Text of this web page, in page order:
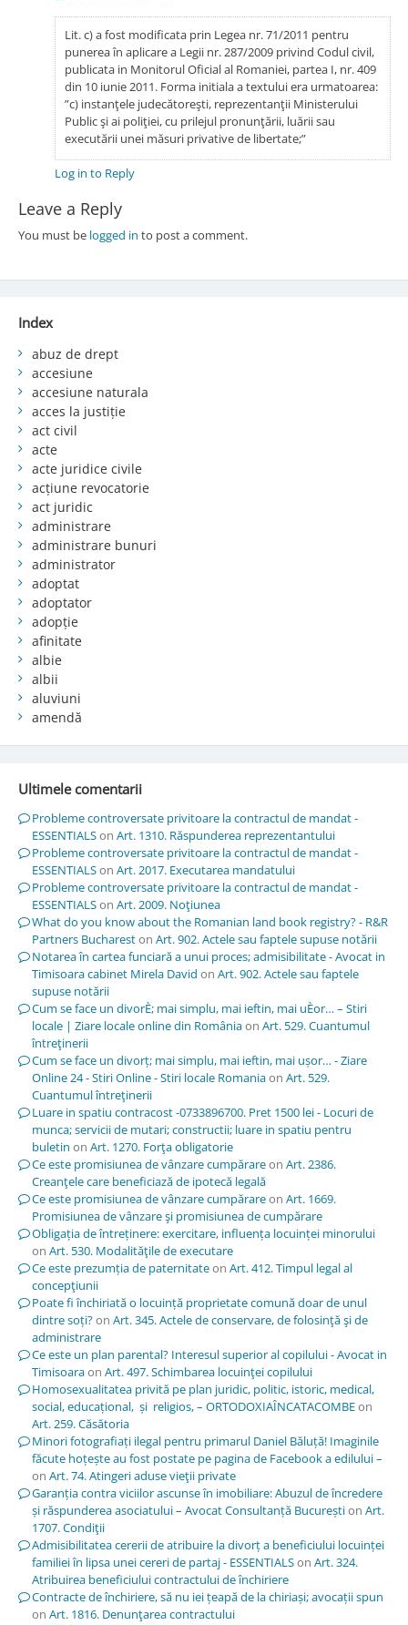
Lit. c) a fost modificata prin Legea nr. 71/2011 pentru
punerea în aplicare a Legii nr. 287/2009 privind Codul civil,
publicata in Monitorul Oficial al Romaniei, partea I, nr. 409
din 10 iunie 2011. Forma initiala a textului era urmatoarea:
”c) instanţele judecătoreşti, reprezentanţii Ministerului
Public şi ai poliţiei, cu prilejul pronunţării, luării sau
executării unei măsuri privative de libertate;”
Log in to Reply
Leave a Reply
You must be logged in to post a comment.
Index
abuz de drept
accesiune
accesiune naturala
acces la justiție
act civil
acte
acte juridice civile
acțiune revocatorie
act juridic
administrare
administrare bunuri
administrator
adoptat
adoptator
adopție
afinitate
albie
albii
aluviuni
amendă
Ultimele comentarii
Probleme controversate privitoare la contractul de mandat -
ESSENTIALSon Art. 1310. Răspunderea reprezentantului
Probleme controversate privitoare la contractul de mandat -
ESSENTIALSon Art. 2017. Executarea mandatului
Probleme controversate privitoare la contractul de mandat -
ESSENTIALSon Art. 2009. Noţiunea
What do you know about the Romanian land book registry? - R&R
Partners Buchareston Art. 902. Actele sau faptele supuse notării
Notarea în cartea funciară a unui proces; admisibilitate - Avocat in
Timisoara cabinet Mirela David on Art. 902. Actele sau faptele
supuse notării
Cum se face un divorÈ; mai simplu, mai ieftin, mai uÈor… – Stiri
locale | Ziare locale online din Româniaon Art. 529. Cuantumul
întreţinerii
Cum se face un divorț; mai simplu, mai ieftin, mai ușor… - Ziare
Online 24 - Stiri Online - Stiri locale Romaniaon Art. 529.
Cuantumul întreţinerii
Luare in spatiu contracost -0733896700. Pret 1500 lei - Locuri de
munca; servicii de mutari; constructii; luare in spatiu pentru
buletin on Art. 1270. Forţa obligatorie
Ce este promisiunea de vânzare cumpărareon Art. 2386.
Creanţele care beneficiază de ipotecă legală
Ce este promisiunea de vânzare cumpărareon Art. 1669.
Promisiunea de vânzare şi promisiunea de cumpărare
Obligația de întreținere: exercitare, influența locuinței minorului
on Art. 530. Modalităţile de executare
Ce este prezumția de paternitateon Art. 412. Timpul legal al
concepţiunii
Poate fi închiriată o locuință proprietate comună doar de unul
dintre soți?on Art. 345. Actele de conservare, de folosinţă şi de
administrare
Ce este un plan parental? Interesul superior al copilului - Avocat in
Timisoaraon Art. 497. Schimbarea locuinţei copilului
Homosexualitatea privită pe plan juridic, politic, istoric, medical,
social, educațional, și religios, – ORTODOXIAÎNCATACOMBEon
Art. 259. Căsătoria
Minori fotografiați ilegal pentru primarul Daniel Băluță! Imaginile
făcute hoțește au fost postate pe pagina de Facebook a edilului –
on Art. 74. Atingeri aduse vieţii private
Garanția contra viciilor ascunse în imobiliare: Abuzul de încredere
și răspunderea asociatului – Avocat Consultanță Bucureștion Art.
1707. Condiţii
Admisibilitatea cererii de atribuire la divorț a beneficiului locuinței
familiei în lipsa unei cereri de partaj - ESSENTIALSon Art. 324.
Atribuirea beneficiului contractului de închiriere
Contracte de închiriere, să nu iei țeapă de la chiriași; avocații spun
on Art. 1816. Denunţarea contractului